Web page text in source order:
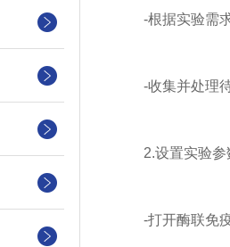
-根据实验需求
-收集并处理待
2.设置实验参
-打开酶联免疫